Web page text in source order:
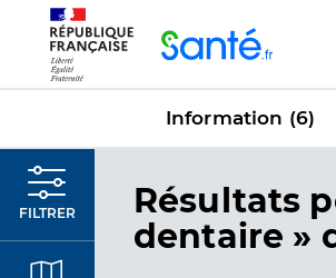
Information (6)
FILTRER Résultats
dentaire »
Panneau de gestion des cookies